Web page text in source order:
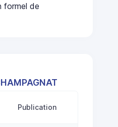
formel de
Publication